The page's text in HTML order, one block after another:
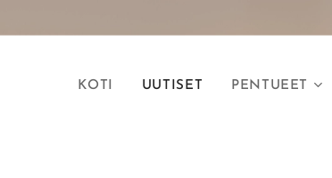
KOTI UUTISET PENTUEET